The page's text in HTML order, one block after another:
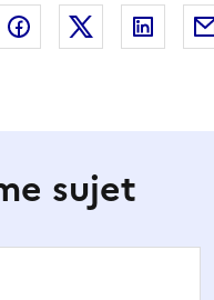
Partager surPartager
sujet